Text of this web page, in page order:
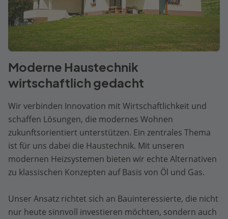
Moderne Haustechnik
wirtschaftlich gedacht
Wir verbinden Innovation mit Wirtschaftlichkeit und
schaffen Lösungen, die modernes Wohnen
zukunftsorientiert unterstützen. Ein zentrales Thema
ist für uns dabei die Haustechnik. Mit unseren
modernen Heizsystemen bieten wir echte Alternativen
zu klassischen Konzepten auf Basis von Öl und Gas.
Unser Ansatz richtet sich an Bauinteressierte, die nicht
nur heute sinnvoll investieren möchten, sondern auch